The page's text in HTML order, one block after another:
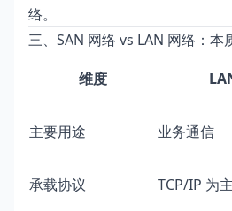
络。
三、SAN 网络 vs LAN 网络：本
维度
主要用途 业务通信
承载协议 TCP/IP 为主